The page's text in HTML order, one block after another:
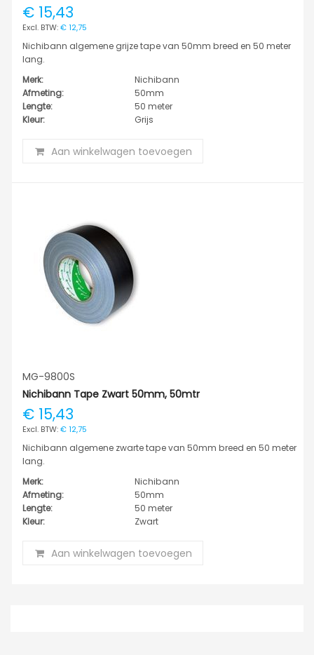
€ 15,43
€ 12,75
Nichibann algemene grijze tape van 50mm breed en 50 meter
lang.
Merk:
Nichibann
Afmeting:
50mm
Lengte:
50 meter
Kleur:
Grijs
Aan winkelwagen toevoegen
MG-9800S
Nichibann Tape Zwart 50mm, 50mtr
€ 15,43
€ 12,75
Nichibann algemene zwarte tape van 50mm breed en 50 meter
lang.
Merk:
Nichibann
Afmeting:
50mm
Lengte:
50 meter
Kleur:
Zwart
Aan winkelwagen toevoegen